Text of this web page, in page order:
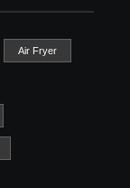
Air Fryer